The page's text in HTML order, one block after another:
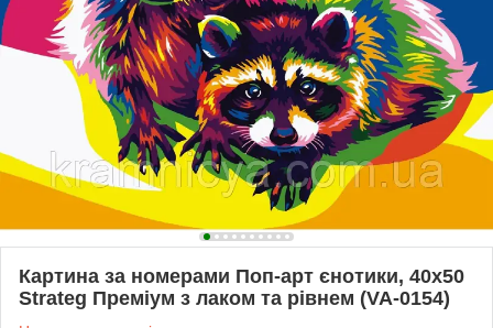
Картина за номерами Поп-арт єнотики, 40х50
Strateg Преміум з лаком та рівнем (VA-0154)